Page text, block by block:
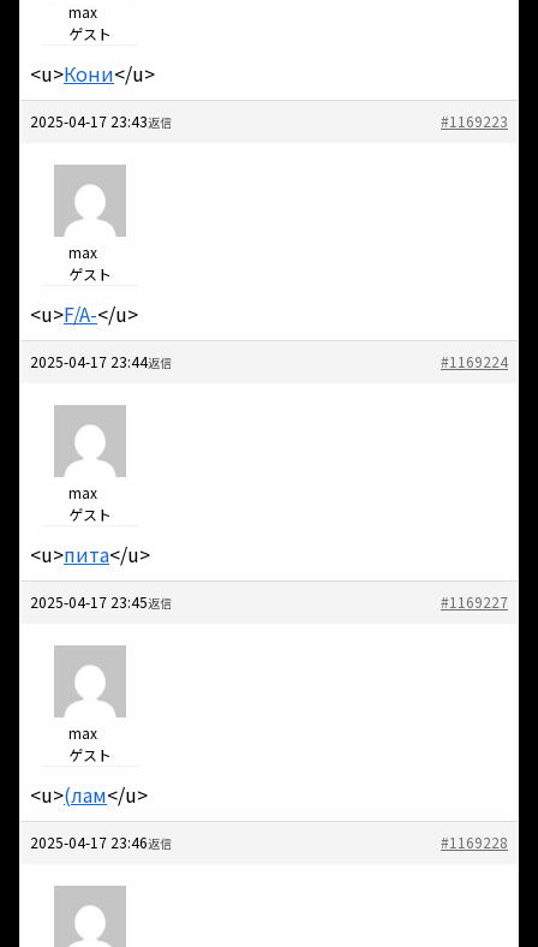
max
ゲスト
<u>Кони</u>
2025-04-17 23:43 #1169223
返信
max
ゲスト
<u>F/A-</u>
2025-04-17 23:44 #1169224
返信
max
ゲスト
<u>пита</u>
2025-04-17 23:45 #1169227
返信
max
ゲスト
<u>(лам</u>
2025-04-17 23:46 #1169228
返信